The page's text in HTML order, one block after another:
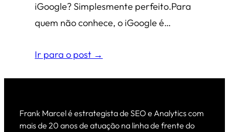
iGoogle? Simplesmente perfeito.Para
quem não conhece, o iGoogle é…
Ir para o post →
Frank Marcel é estrategista de SEO e Analytics com
mais de 20 anos de atuação na linha de frente do